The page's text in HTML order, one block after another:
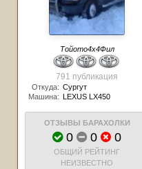
Тойото4х4Фил
791 публикация
Откуда: Сургут
Машина: LEXUS LX450
ОТЗЫВЫ БАРАХОЛКИ
0 0 0
ОБЩИЙ РЕЙТИНГ
НЕИЗВЕСТНО